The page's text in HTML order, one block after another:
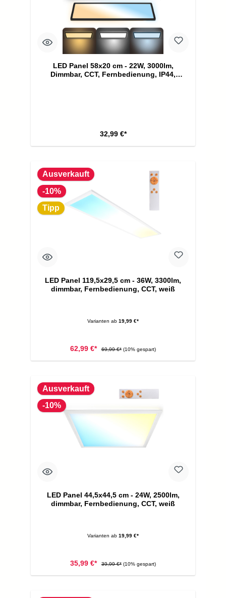
LED Panel 58x20 cm - 22W, 3000lm,
Dimmbar, CCT, Fernbedienung, IP44,
32,99 €*
Ausverkauft
-10%
Tipp
LED Panel 119,5x29,5 cm - 36W, 3300lm,
dimmbar, Fernbedienung, CCT, weiß
Varianten ab 19,99 €*
62,99 €* 69,99 €* (10% gespart)
Ausverkauft
-10%
LED Panel 44,5x44,5 cm - 24W, 2500lm,
dimmbar, Fernbedienung, CCT, weiß
Varianten ab 19,99 €*
35,99 €* 39,99 €* (10% gespart)